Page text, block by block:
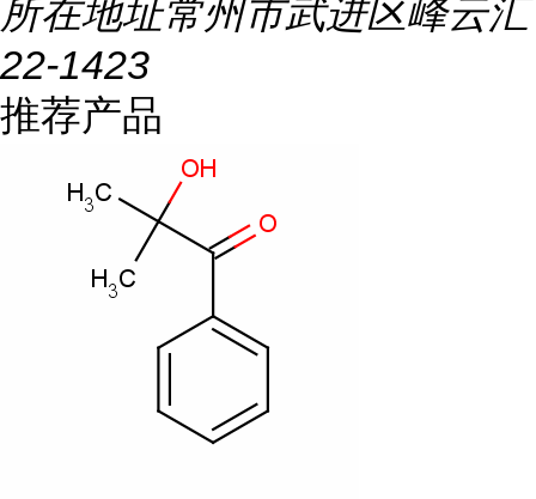
所在地址常州市武进区峰云汇
22-1423
推荐产品